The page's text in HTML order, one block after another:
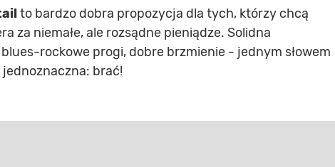
to bardzo dobra propozycja dla tych, którzy chcą
za niemałe, ale rozsądne pieniądze. Solidna
rockowe progi, dobre brzmienie - jednym słowem
brać!